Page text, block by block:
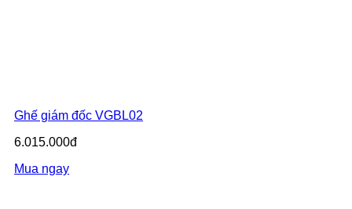
Ghế giám đốc VGBL02
6.015.000đ
Mua ngay